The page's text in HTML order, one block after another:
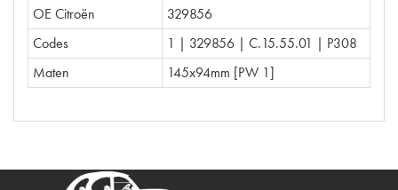
OE Citroën
329856
Codes
1 | 329856 | C.15.55.01 | P308
Maten
145x94mm [PW 1]